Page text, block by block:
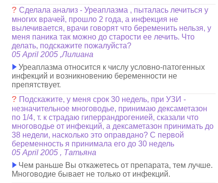
?Сделала анализ - Уреаплазма , пыталась лечиться у
многих врачей, прошло 2 года, а инфекция не
вылечивается, врачи говорят что беременить нельзя, у
меня паника так можно до старости ее лечить. Что
делать, подскажите пожалуйста?
05 April 2005 ,Лилиана
Уреаплазма относится к числу условно-патогенных
инфекций и возникновению беременности не
препятствует.
? Подскажите, у меня срок 30 недель, при УЗИ -
незначительное многоводье, принимаю дексаметазон
по 1/4, т. к страдаю гиперрандрогенией, сказали что
многоводье от инфекций, а дексаметазон принимать до
38 недели, насколько это оправдано? С первой
беременность я принимала его до 30 недель
05 April 2005 , Татьяна
Чем раньше Вы откажетесь от препарата, тем лучше.
Многоводие бывает не только от инфекций.